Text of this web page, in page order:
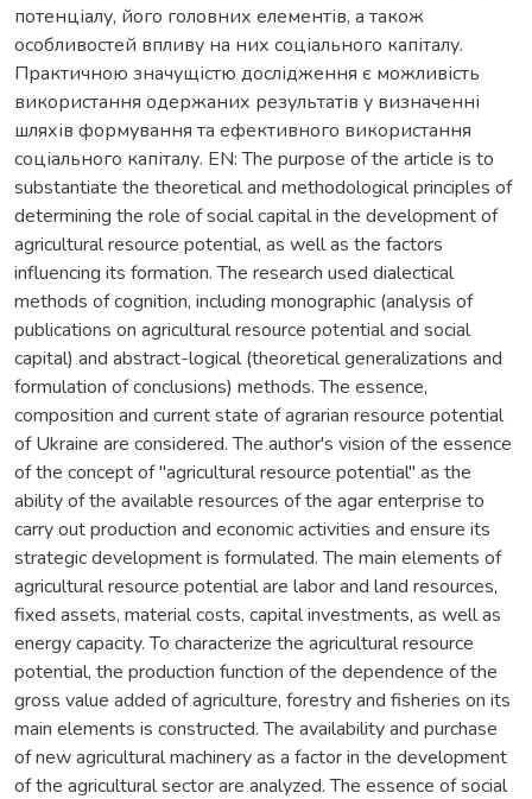
потенціалу, його головних елементів, а також
особливостей впливу на них соціального капіталу.
Практичною значущістю дослідження є можливість
використання одержаних результатів у визначенні
шляхів формування та ефективного використання
соціального капіталу. EN: The purpose of the article is to
substantiate the theoretical and methodological principles of
determining the role of social capital in the development of
agricultural resource potential, as well as the factors
influencing its formation. The research used dialectical
methods of cognition, including monographic (analysis of
publications on agricultural resource potential and social
capital) and abstract-logical (theoretical generalizations and
formulation of conclusions) methods. The essence,
composition and current state of agrarian resource potential
of Ukraine are considered. The author's vision of the essence
of the concept of "agricultural resource potential" as the
ability of the available resources of the agar enterprise to
carry out production and economic activities and ensure its
strategic development is formulated. The main elements of
agricultural resource potential are labor and land resources,
fixed assets, material costs, capital investments, as well as
energy capacity. To characterize the agricultural resource
potential, the production function of the dependence of the
gross value added of agriculture, forestry and fisheries on its
main elements is constructed. The availability and purchase
of new agricultural machinery as a factor in the development
of the agricultural sector are analyzed. The essence of social